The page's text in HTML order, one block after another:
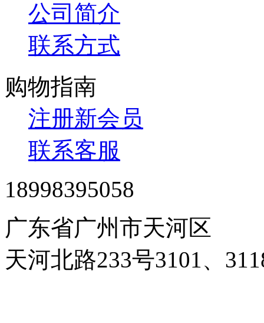
公司简介
联系方式
购物指南
注册新会员
联系客服
18998395058
广东省广州市天河区
天河北路233号3101、